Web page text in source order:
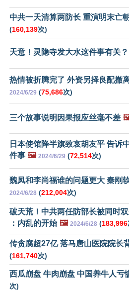
中共一天清算两防长 重演明末亡
(160,139次)
天意！灵隐寺发大水这件事有关？
热情被折腾完了 外资另择良配撤
2024/6/29 (75,686次)
三个故事说明因果报应丝毫不差
日本使馆降半旗致哀胡友平 告诉
件事 🖼️ 2024/6/29 (72,514次)
魏凤和李尚福谁的问题更大 秦刚
2024/6/28 (212,004次)
破天荒！中共两任防部长被同时
：内乱的开始 🖼️ 2024/6/28 (183,996
传贪腐超27亿 落马唐山医院院长
(161,740次)
西瓜崩盘 牛肉崩盘 中国养牛人亏
次)